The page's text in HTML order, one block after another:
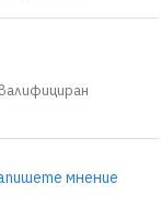
мнение